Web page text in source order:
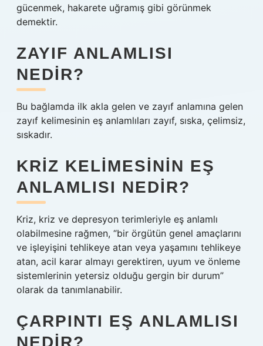
gücenmek, hakarete uğramış gibi görünmek
demektir.
ZAYIF ANLAMLISI
NEDIR?
Bu bağlamda ilk akla gelen ve zayıf anlamına gelen
zayıf kelimesinin eş anlamlıları zayıf, sıska, çelimsiz,
sıskadır.
KRIZ KELIMESININ EŞ
ANLAMLISI NEDIR?
Kriz, kriz ve depresyon terimleriyle eş anlamlı
olabilmesine rağmen, “bir örgütün genel amaçlarını
ve işleyişini tehlikeye atan veya yaşamını tehlikeye
atan, acil karar almayı gerektiren, uyum ve önleme
sistemlerinin yetersiz olduğu gergin bir durum”
olarak da tanımlanabilir.
ÇARPINTI EŞ ANLAMLISI
NEDIR?